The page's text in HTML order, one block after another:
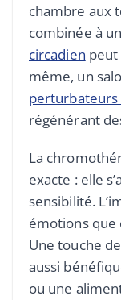
chambre aux
combinée à
circadien
même, un
régénérant
La
exacte : elle
sensibilité.
émotions que
Une touche
aussi
ou une